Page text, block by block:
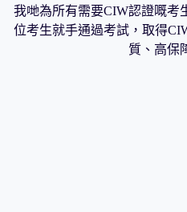
我哋為所有需要CIW認證嘅考
位考生就手通過考試，取得
質、高保